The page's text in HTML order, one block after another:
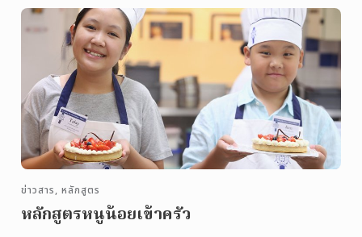
ข่าวสาร, หลักสูตร
หลักสูตรหนูน้อยเข้าครัว